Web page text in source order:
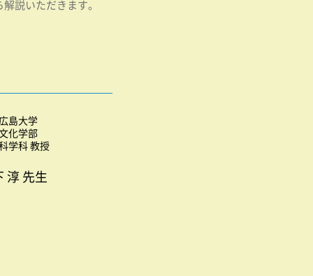
説いただきます。
島大学
化学部
学科 教授
淳 先生